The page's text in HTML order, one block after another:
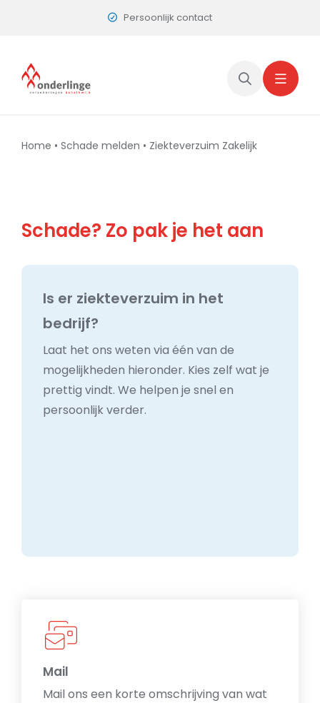
Persoonlijk contact
Home • Schade melden • Ziekteverzuim Zakelijk
Schade? Zo pak je het aan
Is er ziekteverzuim in het
bedrijf?
Laat het ons weten via één van de
mogelijkheden hieronder. Kies zelf wat je
prettig vindt. We helpen je snel en
persoonlijk verder.
Mail
Mail ons een korte omschrijving van wat